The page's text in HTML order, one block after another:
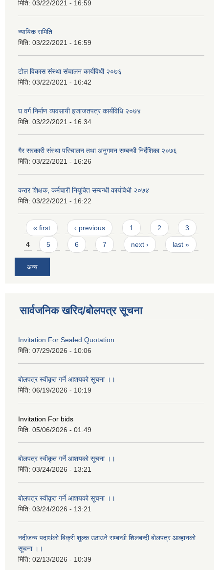
मिति: 03/22/2021 - 16:59
न्यायिक समिति
मिति: 03/22/2021 - 16:59
टोल विकास संस्था संचालन कार्यविधी २०७६
मिति: 03/22/2021 - 16:42
घ वर्ग निर्माण व्यवसायी इजाजतपत्र कार्यविधि २०७४
मिति: 03/22/2021 - 16:34
गैर सरकारी संस्था परिचालन तथा अनुगमन सम्बन्धी निर्देशिका २०७६
मिति: 03/22/2021 - 16:26
करार शिक्षक, कर्मचारी नियूक्ति सम्बन्धी कार्यविधी २०७४
मिति: 03/22/2021 - 16:22
Pages
« first ‹ previous 1 2 3
4 5 6 7 next › last »
अन्य
सार्वजनिक खरिद/बोलपत्र सूचना
Invitation For Sealed Quotation
मिति: 07/29/2026 - 10:06
बोलपत्र स्वीकृत गर्ने आशयको सूचना ।।
मिति: 06/19/2026 - 10:19
Invitation For bids
मिति: 05/06/2026 - 01:49
बोलपत्र स्वीकृत गर्ने आशयको सूचना ।।
मिति: 03/24/2026 - 13:21
बोलपत्र स्वीकृत गर्ने आशयको सूचना ।।
मिति: 03/24/2026 - 13:21
नदीजन्य पदार्थको बिक्री शूल्क उठाउने सम्बन्धी शिलबन्दी बोलपत्र आब्हानको
सूचना ।।
मिति: 02/13/2026 - 10:39